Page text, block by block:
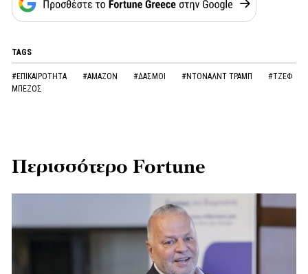
TAGS
#ΕΠΙΚΑΙΡΟΤΗΤΑ #AMAZON #ΔΑΣΜΟΙ #ΝΤΟΝΑΛΝΤ ΤΡΑΜΠ
#ΤΖΕΦ
ΜΠΕΖΟΣ
Περισσότερο Fortune